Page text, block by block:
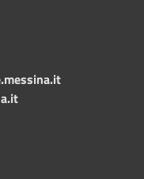
messina.it